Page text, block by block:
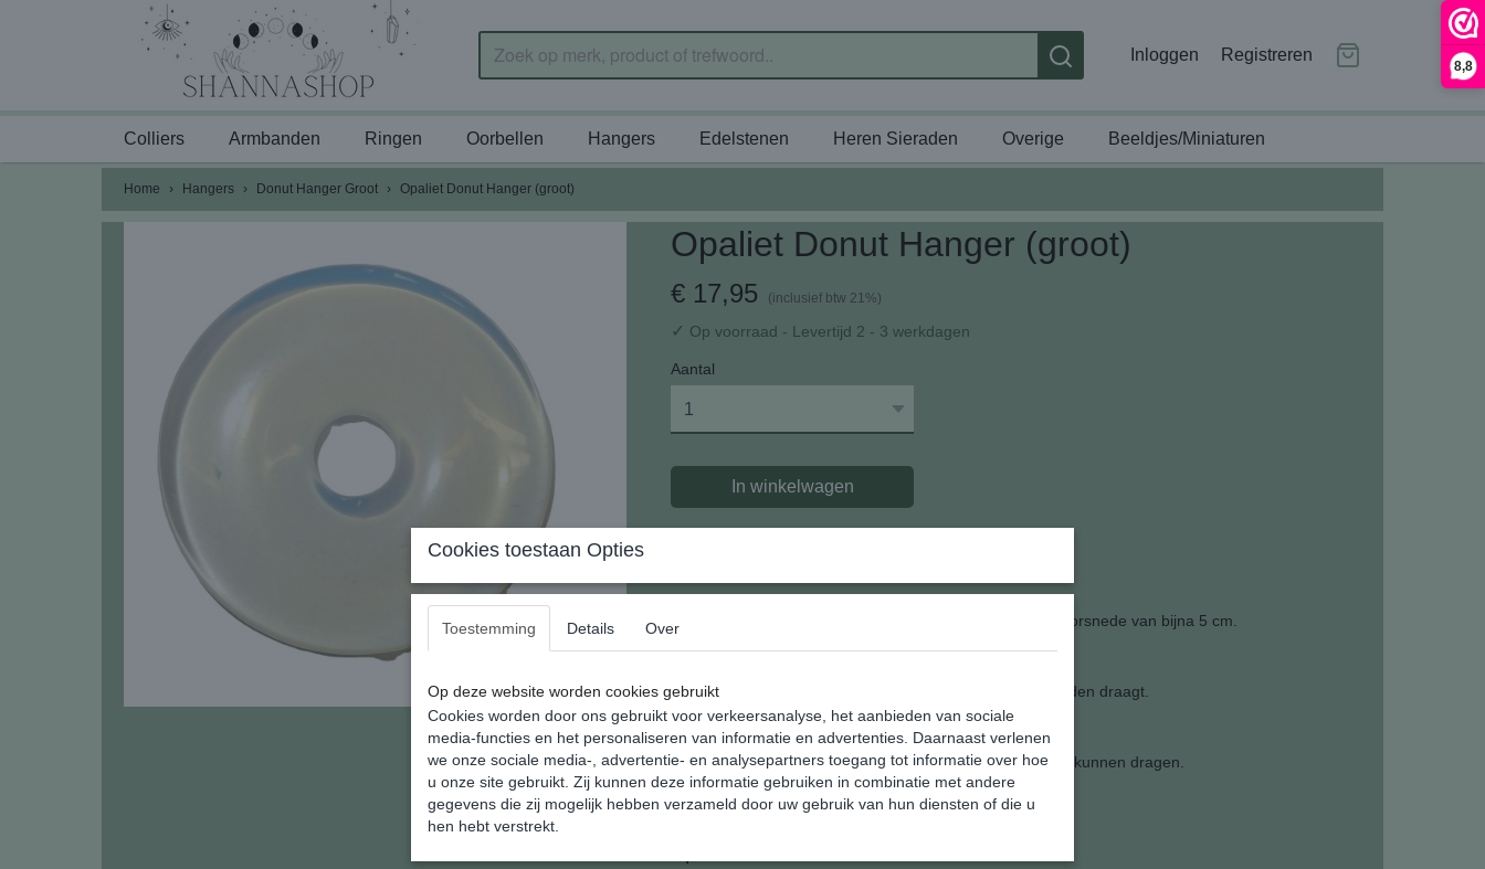
8,8
Inloggen Registreren
Colliers Armbanden Ringen Oorbellen Hangers Edelstenen Heren Sieraden Overige Beeldjes/Miniaturen
Home › Hangers › Donut Hanger Groot › Opaliet Donut Hanger (groot)
Opaliet Donut Hanger (groot)
€ 17,95 (inclusief btw 21%)
✓ Op voorraad - Levertijd 2 - 3 werkdagen
Aantal
In winkelwagen
Deze uit Slowakije afkomstige donut hanger heeft een doorsnede van bijna 5 cm.
48 mm. om precies te zijn.
Een prachtig sieraad als het liefst wat meer robuste sieraden draagt.
Het gewicht van deze hanger is: 22 gram
Natuurlijk doen wij er al een zwart koordje bij om direct te kunnen dragen.
Cookies toestaan Opties
Toestemming Details Over
Op deze website worden cookies gebruikt
Cookies worden door ons gebruikt voor verkeersanalyse, het aanbieden van sociale
media-functies en het personaliseren van informatie en advertenties. Daarnaast verlenen
we onze sociale media-, advertentie- en analysepartners toegang tot informatie over hoe
u onze site gebruikt. Zij kunnen deze informatie gebruiken in combinatie met andere
gegevens die zij mogelijk hebben verzameld door uw gebruik van hun diensten of die u
hen hebt verstrekt.